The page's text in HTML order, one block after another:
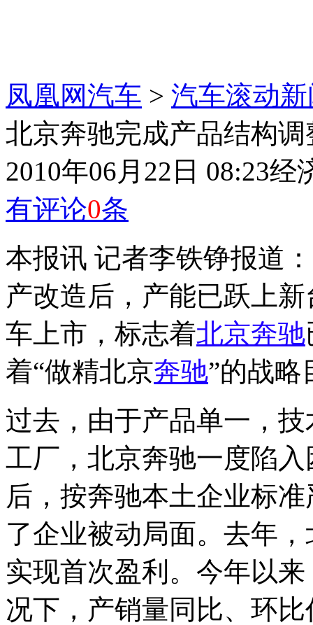
凤凰网汽车 > 汽车滚动
北京奔驰完成产品结构调
2010年06月22日 08:23经
有评论0条
本报讯 记者李铁铮报道
产改造后，产能已跃上
车上市，标志着北京奔驰
着“做精北京奔驰”的战略
过去，由于产品单一，
工厂，北京奔驰一度陷
后，按奔驰本土企业标
了企业被动局面。去年
实现首次盈利。今年以
况下，产销量同比、环